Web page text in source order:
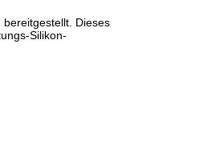
bereitgestellt. Dieses
Silikon-